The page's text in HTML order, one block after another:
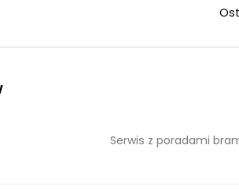
Serwis z poradami